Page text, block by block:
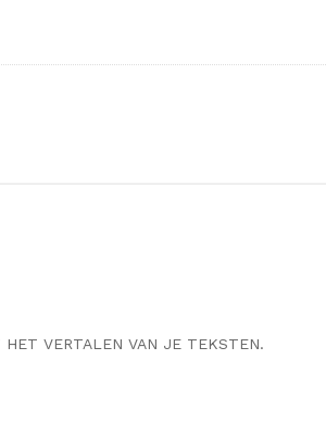
HET VERTALEN VAN JE TEKSTEN.